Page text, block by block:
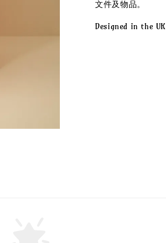
文件及物品。
Designed in the UK